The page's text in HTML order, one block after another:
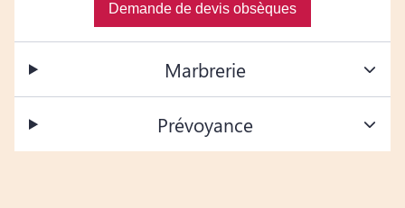
Demande de devis obsèques
Marbrerie
Prévoyance